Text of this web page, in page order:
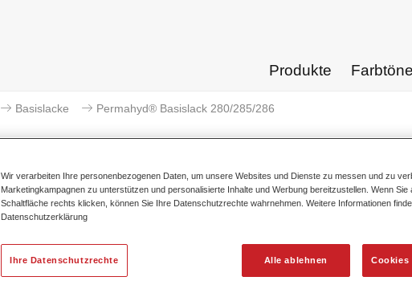
Produkte
Basislacke Permahyd® Basislack 280/285/286
Permahyd® Basislack
Wir verarbeiten Ihre personenbezogenen Daten, um unsere Websites und Dienste zu messen und zu
Marketingkampagnen zu unterstützen und personalisierte Inhalte und Werbung bereitzustellen. Wenn Sie
Schaltfläche rechts klicken, können Sie Ihre Datenschutzrechte wahrnehmen. Weitere Informationen
Datenschutzerklärung
Alle ablehnen Cookies
Ihre Datenschutzrechte